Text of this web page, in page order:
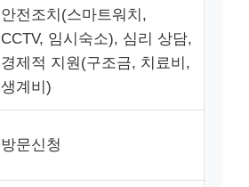
안전조치(스마트워치,
CCTV, 임시숙소), 심리 상담,
경제적 지원(구조금, 치료비,
생계비)
방문신청